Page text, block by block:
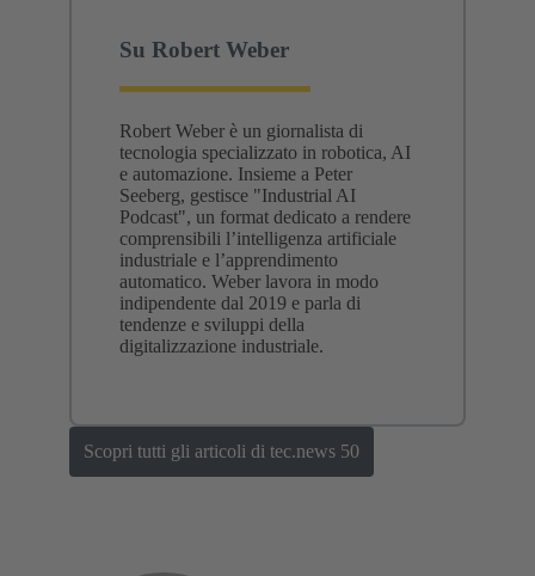
Su Robert Weber
Robert Weber è un giornalista di
tecnologia specializzato in robotica, AI
e automazione. Insieme a Peter
Seeberg, gestisce "Industrial AI
Podcast", un format dedicato a rendere
comprensibili l’intelligenza artificiale
industriale e l’apprendimento
automatico. Weber lavora in modo
indipendente dal 2019 e parla di
tendenze e sviluppi della
digitalizzazione industriale.
Scopri tutti gli articoli di tec.news 50